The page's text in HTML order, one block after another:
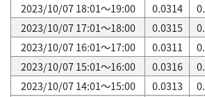
2023/10/07 18:01～19:00
0.0314
2023/10/07 17:01～18:00
0.0315
2023/10/07 16:01～17:00
0.0311
2023/10/07 15:01～16:00
0.0316
2023/10/07 14:01～15:00
0.0313